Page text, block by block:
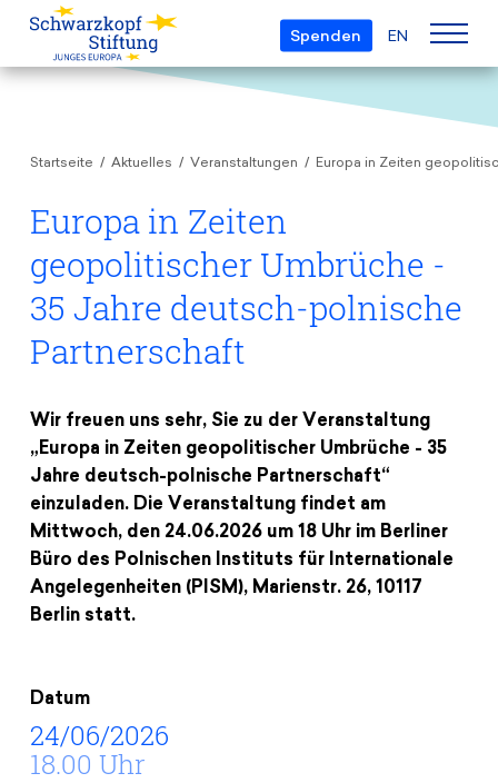
Spenden EN
Die Stiftung
Team
Partner
Projekte
European Youth Parliament
Understanding Europe
Junge Islam Konferenz
Postmigrant Europe
Zukunft D
Preise
Young European of the Year
Schwarzkopf-Europa-Preis
Bildung & Reisen
Materialien
Reisestipendien
Europa Erleben
Bildungsreisen
Aktuelles
Veranstaltungen
News
Jobs
Presse
Spenden
Suche
Datenschutz
Startseite Aktuelles Veranstaltungen Europa in Zeiten
Europa in Zeiten
geopolitischer Umbrüche -
35 Jahre deutsch-polnische
Partnerschaft
Wir freuen uns sehr, Sie zu der Veranstaltung
„Europa in Zeiten geopolitischer Umbrüche - 35
Jahre deutsch-polnische Partnerschaft“
einzuladen. Die Veranstaltung findet am
Mittwoch, den 24.06.2026 um 18 Uhr im Berliner
Büro des Polnischen Instituts für Internationale
Angelegenheiten (PISM), Marienstr. 26, 10117
Berlin statt.
Datum
24/06/2026
18.00 Uhr